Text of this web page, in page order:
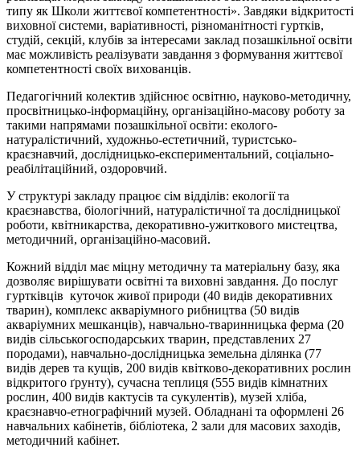
типу як Школи життєвої компетентності». Завдяки відкритості
виховної системи, варіативності, різноманітності гуртків,
студій, секцій, клубів за інтересами заклад позашкільної освіти
має можливість реалізувати завдання з формування життєвої
компетентності своїх вихованців.
Педагогічний колектив здійснює освітню, науково-методичну,
просвітницько-інформаційну, організаційно-масову роботу за
такими напрямами позашкільної освіти: еколого-
натуралістичний, художньо-естетичний, туристсько-
краєзнавчий, дослідницько-експериментальний, соціально-
реабілітаційний, оздоровчий.
У структурі закладу працює сім відділів: екології та
краєзнавства, біологічний, натуралістичної та дослідницької
роботи, квітникарства, декоративно-ужиткового мистецтва,
методичний, організаційно-масовий.
Кожний відділ має міцну методичну та матеріальну базу, яка
дозволяє вирішувати освітні та виховні завдання. До послуг
гуртківців куточок живої природи (40 видів декоративних
тварин), комплекс акваріумного рибництва (50 видів
акваріумних мешканців), навчально-тваринницька ферма (20
видів сільськогосподарських тварин, представлених 27
породами), навчально-дослідницька земельна ділянка (77
видів дерев та кущів, 200 видів квітково-декоративних рослин
відкритого ґрунту), сучасна теплиця (555 видів кімнатних
рослин, 400 видів кактусів та сукулентів), музей хліба,
краєзнавчо-етнографічний музей. Обладнані та оформлені 26
навчальних кабінетів, бібліотека, 2 зали для масових заходів,
методичний кабінет.